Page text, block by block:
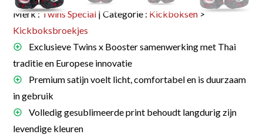
Merk :Twins Special | Categorie : Kickboksen >
Kickboksbroekjes
Exclusieve Twins x Booster samenwerking met Thai
traditie en Europese innovatie
Premium satijn voelt licht, comfortabel en is duurzaam
in gebruik
Volledig gesublimeerde print behoudt langdurig zijn
levendige kleuren